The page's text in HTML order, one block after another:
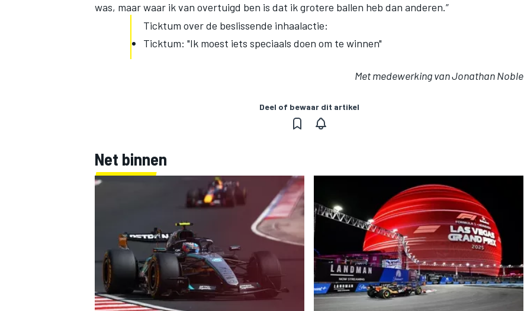
was, maar waar ik van overtuigd ben is dat ik grotere ballen heb dan anderen.”
Ticktum over de beslissende inhaalactie:
Ticktum: "Ik moest iets speciaals doen om te winnen"
Met medewerking van Jonathan Noble
Deel of bewaar dit artikel
Net binnen